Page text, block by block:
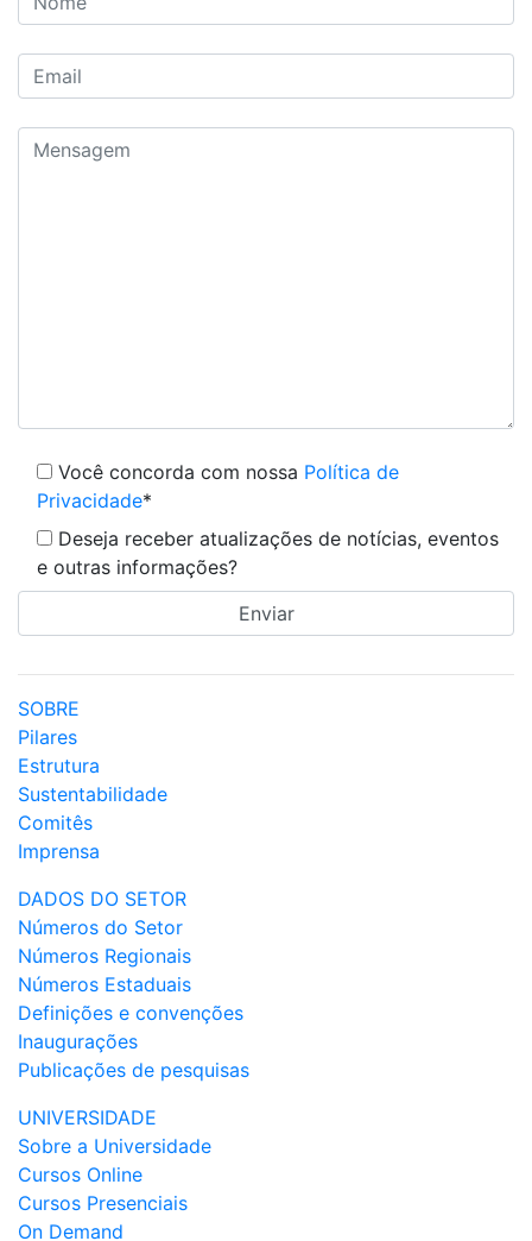
Você concorda com nossa Política de
Privacidade*
Deseja receber atualizações de notícias, eventos
e outras informações?
SOBRE
Pilares
Estrutura
Sustentabilidade
Comitês
Imprensa
DADOS DO SETOR
Números do Setor
Números Regionais
Números Estaduais
Definições e convenções
Inaugurações
Publicações de pesquisas
UNIVERSIDADE
Sobre a Universidade
Cursos Online
Cursos Presenciais
On Demand